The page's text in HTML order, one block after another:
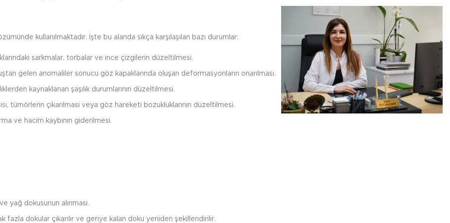
kullanılmaktadır. İşte bu alanda sıkça karşılaşılan bazı durumlar:
sarkmalar, torbalar ve ince çizgilerin düzeltilmesi.
gelen anomaliler sonucu göz kapaklarında oluşan deformasyonların onarılması.
kaynaklanan şaşılık durumlarının düzeltilmesi.
tümörlerin çıkarılması veya göz hareketi bozukluklarının düzeltilmesi.
ve hacim kaybının giderilmesi.
yağ dokusunun alınması.
fazla dokular çıkarılır ve geriye kalan doku yeniden şekillendirilir.